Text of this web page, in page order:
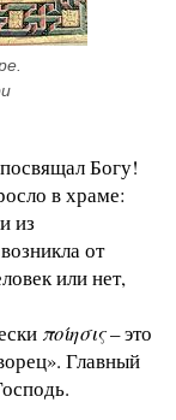
Богу!
в храме:
из
от
или нет,
ποίησις– это
Главный